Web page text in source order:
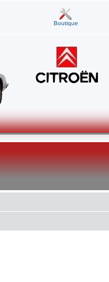
Boutique